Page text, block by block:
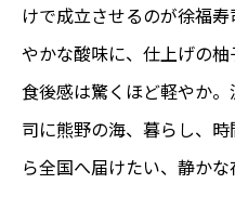
けで成立させるのが徐福
やかな酸味に、仕上げの柚
食後感は驚くほど軽やか
司に熊野の海、暮らし、
ら全国へ届けたい、静かな